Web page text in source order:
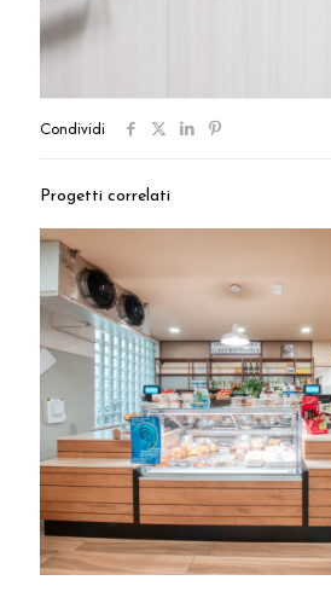
Condividi
Progetti correlati